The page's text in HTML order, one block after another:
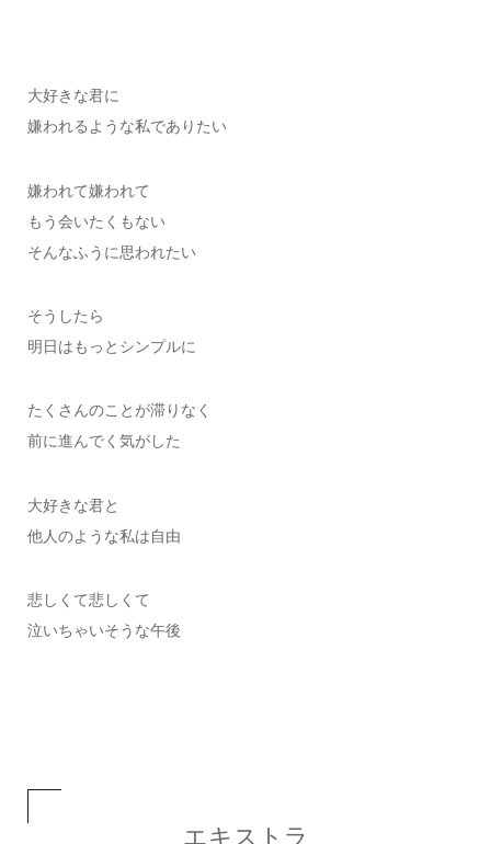
大好きな君に
嫌われるような私でありたい
嫌われて嫌われて
もう会いたくもない
そんなふうに思われたい
そうしたら
明日はもっとシンプルに
たくさんのことが滞りなく
前に進んでく気がした
大好きな君と
他人のような私は自由
悲しくて悲しくて
泣いちゃいそうな午後
エキストラ